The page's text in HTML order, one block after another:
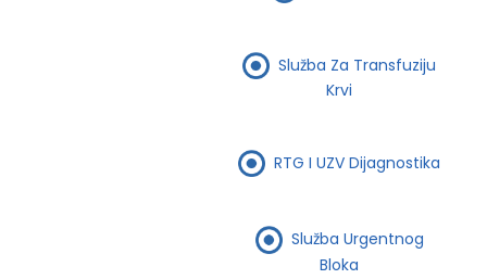
Služba Za Transfuziju
Krvi
RTG I UZV Dijagnostika
Služba Urgentnog
Bloka